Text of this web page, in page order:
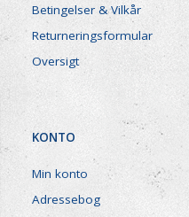
Betingelser & Vilkår
Returneringsformular
Oversigt
KONTO
Min konto
Adressebog